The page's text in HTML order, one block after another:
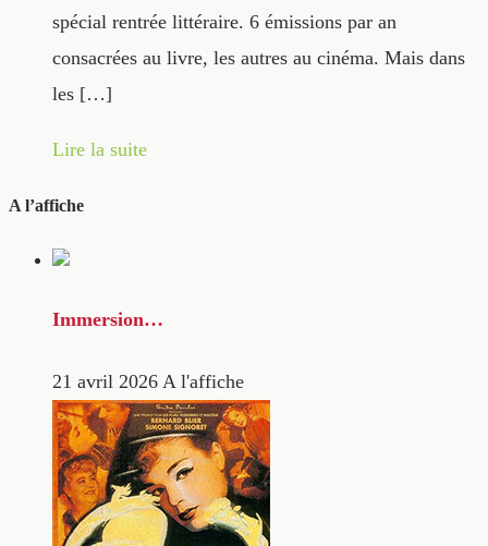
spécial rentrée littéraire. 6 émissions par an
consacrées au livre, les autres au cinéma. Mais dans
les […]
Lire la suite
A l’affiche
Immersion…
21 avril 2026 A l'affiche